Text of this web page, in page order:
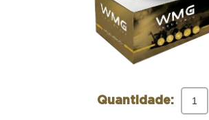
Quantidade: